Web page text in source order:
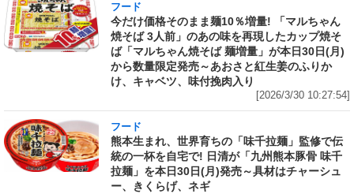
フード
今だけ価格そのまま麺10％増量! 「マルちゃん
焼そば 3人前」のあの味を再現したカップ焼そ
ば「マルちゃん焼そば 麺増量」が本日30日(月)
から数量限定発売～あおさと紅生姜のふりか
け、キャベツ、味付挽肉入り
[2026/3/30 10:27:54]
フード
熊本生まれ、世界育ちの「味千拉麺」監修で伝
統の一杯を自宅で! 日清が「九州熊本豚骨 味千
拉麺」を本日30日(月)発売～具材はチャーシュ
ー、きくらげ、ネギ